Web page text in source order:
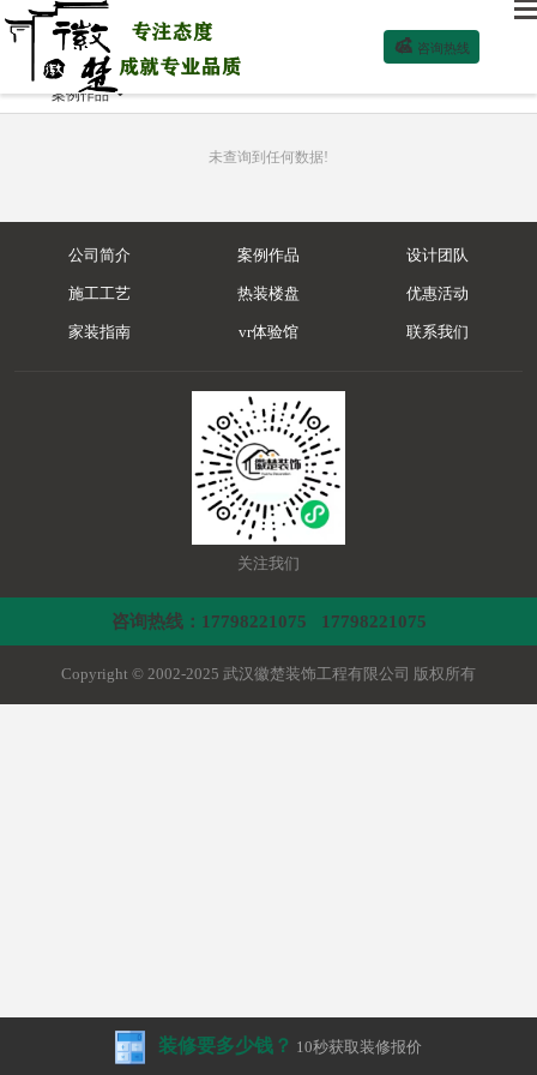
 咨询热线
案例作品
未查询到任何数据!
公司简介 案例作品 设计团队
施工工艺 热装楼盘 优惠活动
家装指南 vr体验馆 联系我们
关注我们
咨询热线：17798221075 17798221075
Copyright © 2002-2025 武汉徽楚装饰工程有限公司 版权所有
装修要多少钱？ 10秒获取装修报价